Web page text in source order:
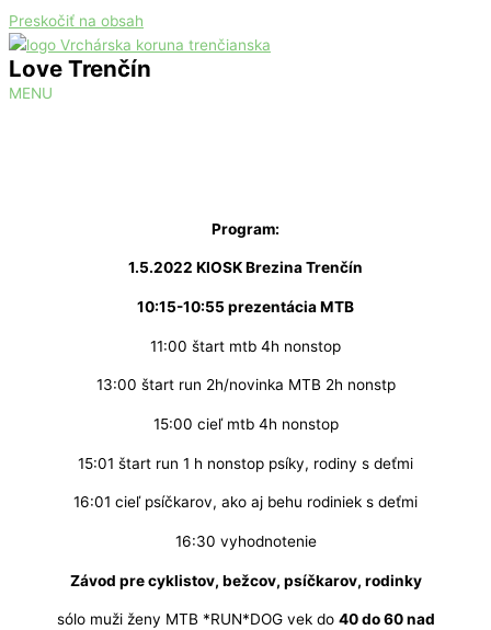
Preskočiť na obsah
Love Trenčín
MENU
Program:
1.5.2022 KIOSK Brezina Trenčín
10:15-10:55 prezentácia MTB
11:00 štart mtb 4h nonstop
13:00 štart run 2h/novinka MTB 2h nonstp
15:00 cieľ mtb 4h nonstop
15:01 štart run 1 h nonstop psíky, rodiny s deťmi
16:01 cieľ psíčkarov, ako aj behu rodiniek s deťmi
16:30 vyhodnotenie
Závod pre cyklistov, bežcov, psíčkarov, rodinky
sólo muži ženy MTB *RUN*DOG vek do 40 do 60 nad